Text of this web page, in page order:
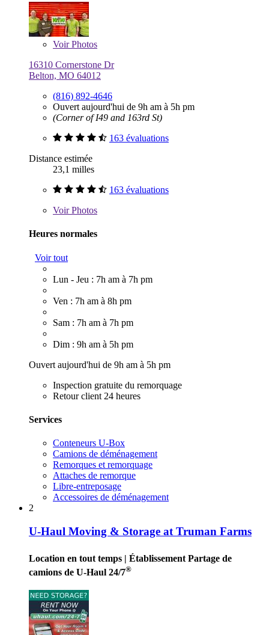
VoirPhotos
16310 Cornerstone Dr
Belton, MO 64012
(816) 892-4646
Ouvert aujourd'hui de 9h am à 5h pm
(Corner of I49 and 163rd St)
163 évaluations
Distance estimée
23,1 milles
163 évaluations
VoirPhotos
Heures normales
Voir tout
Lun - Jeu : 7h am à 7h pm
Ven : 7h am à 8h pm
Sam : 7h am à 7h pm
Dim : 9h am à 5h pm
Ouvert aujourd'hui de 9h am à 5h pm
Inspection gratuite du remorquage
Retour client 24 heures
Services
Conteneurs U-Box
Camions de déménagement
Remorques et remorquage
Attaches de remorque
Libre-entreposage
Accessoires de déménagement
2
U-Haul Moving & Storage at Truman Farms
Location en tout temps | Établissement Partage de
camions de U-Haul 24/7®